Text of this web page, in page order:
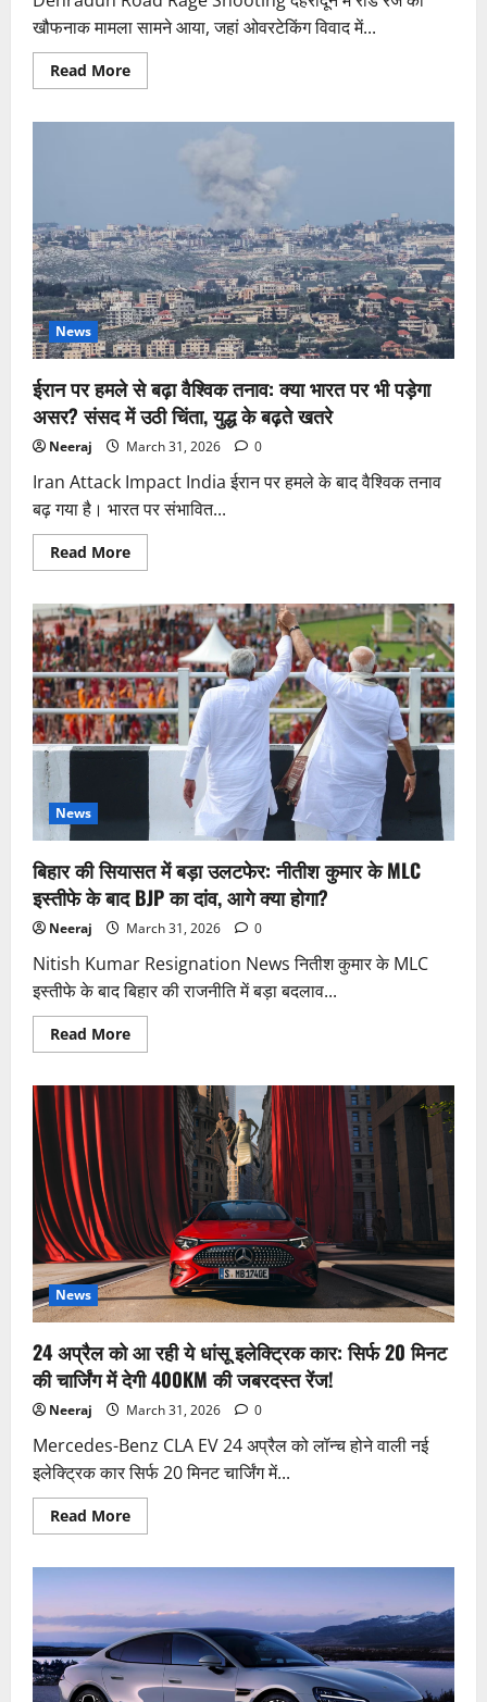
खौफनाक मामला सामने आया, जहां ओवरटेकिंग विवाद में...
Read MoreRead
more
ओवरटेकिंग
विवाद
ने
ली
रिटायर्ड
ब्रिगेडियर
की
जान,
इलाके
में
News
ईरान पर हमले से बढ़ा वैश्विक तनाव: क्या भारत पर भी पड़ेगा
असर? संसद में उठी चिंता, युद्ध के बढ़ते खतरे
Neeraj March 31, 2026 0
Iran Attack Impact India ईरान पर हमले के बाद वैश्विक तनाव
बढ़ गया है। भारत पर संभावित...
Read MoreRead
more
पर
हमले
से
बढ़ा
वैश्विक
तनाव:
क्या
भारत
पर
भी
पड़ेगा
संसद
चिंता,
के
बढ़ते
खतरे
News
बिहार की सियासत में बड़ा उलटफेर: नीतीश कुमार के MLC
इस्तीफे के बाद BJP का दांव, आगे क्या होगा?
Neeraj March 31, 2026 0
Nitish Kumar Resignation News नितीश कुमार के MLC
इस्तीफे के बाद बिहार की राजनीति में बड़ा बदलाव...
Read MoreRead
more
बड़ा
उलटफेर:
नीतीश
कुमार
के
MLC
इस्तीफे
के
बाद
BJP
का
दांव,
आगे
होगा?
News
24 अप्रैल को आ रही ये धांसू इलेक्ट्रिक कार: सिर्फ 20 मिनट
की चार्जिंग में देगी 400KM की जबरदस्त रेंज!
Neeraj March 31, 2026 0
Mercedes-Benz CLA EV 24 अप्रैल को लॉन्च होने वाली नई
इलेक्ट्रिक कार सिर्फ 20 मिनट चार्जिंग में...
Read MoreRead
more
रही
ये
धांसू
इलेक्ट्रिक
कार:
सिर्फ